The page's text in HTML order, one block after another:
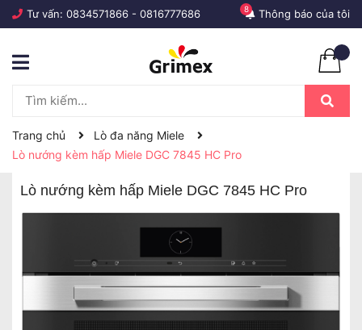
Tư vấn: 0834571866 - 0816777686 Thông báo của tôi
8
Trang chủ
Lò đa năng Miele
Lò nướng kèm hấp Miele DGC 7845 HC Pro
Lò nướng kèm hấp Miele DGC 7845 HC Pro